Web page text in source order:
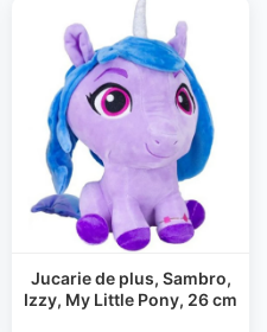
Jucarie de plus, Sambro,
Izzy, My Little Pony, 26 cm